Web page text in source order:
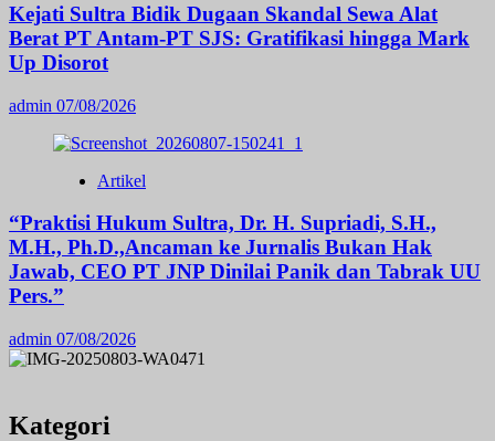
Kejati Sultra Bidik Dugaan Skandal Sewa Alat
Berat PT Antam-PT SJS: Gratifikasi hingga Mark
Up Disorot
admin 07/08/2026
Artikel
“Praktisi Hukum Sultra, Dr. H. Supriadi, S.H.,
M.H., Ph.D.,Ancaman ke Jurnalis Bukan Hak
Jawab, CEO PT JNP Dinilai Panik dan Tabrak UU
Pers.”
admin 07/08/2026
Kategori